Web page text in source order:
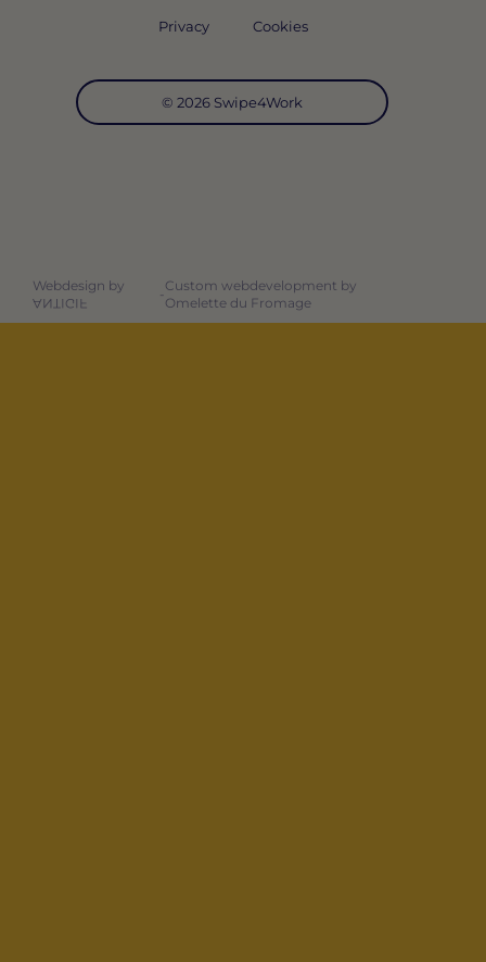
© 2026 Swipe4Work
Privacy Cookies
Webdesign by
ANTIGIF
-
Custom webdevelopment by
Omelette du Fromage